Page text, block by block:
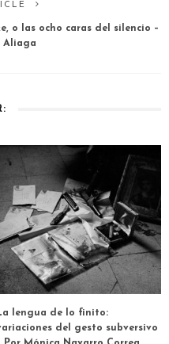
o las ocho caras del silencio –
Aliaga
lengua de lo finito:
del gesto subversivo